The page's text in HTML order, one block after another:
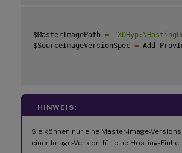
$MasterImagePath =
$SourceImageVersionSpec = Add -
HINWEIS:
Sie können nur eine Master-Image-
einer Image-Version für eine Hosting-